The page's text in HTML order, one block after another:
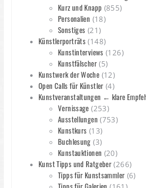
Kurz und Knapp (855)
Personalien (18)
Sonstiges (21)
Künstlerporträts (148)
Kunstinterviews (126)
Kunstfälscher(5)
Kunstwerk der Woche (12)
Open Calls für Künstler (4)
Kunstveranstaltungen ← klare
Vernissage (253)
Ausstellungen (753)
Kunstkurs (13)
Buchlesung (3)
Kunstauktionen (20)
Kunst Tipps und Ratgeber (266)
Tipps für Kunstsammler (6)